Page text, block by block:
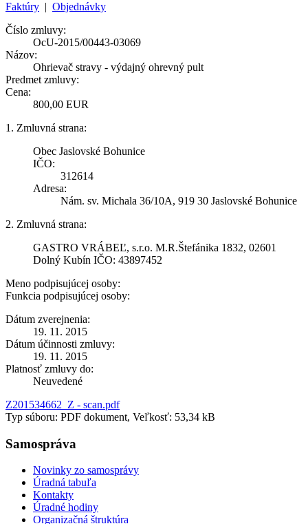
Faktúry | Objednávky
Číslo zmluvy:
OcU-2015/00443-03069
Názov:
Ohrievač stravy - výdajný ohrevný pult
Predmet zmluvy:
Cena:
800,00 EUR
1. Zmluvná strana:
Obec Jaslovské Bohunice
IČO:
312614
Adresa:
Nám. sv. Michala 36/10A, 919 30 Jaslovské Bohunice
2. Zmluvná strana:
GASTRO VRÁBEĽ, s.r.o. M.R.Štefánika 1832, 02601
Dolný Kubín IČO: 43897452
Meno podpisujúcej osoby:
Funkcia podpisujúcej osoby:
Dátum zverejnenia:
19. 11. 2015
Dátum účinnosti zmluvy:
19. 11. 2015
Platnosť zmluvy do:
Neuvedené
Z201534662_Z - scan.pdf
Typ súboru: PDF dokument, Veľkosť: 53,34 kB
Samospráva
Novinky zo samosprávy
Úradná tabuľa
Kontakty
Úradné hodiny
Organizačná štruktúra